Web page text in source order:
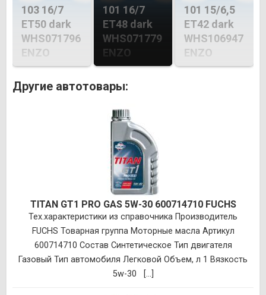
103 16/7
ET50 dark
WHS071796
ENZO
101 16/7
ET48 dark
WHS071779
ENZO
101 15/6,5
ET42 dark
WHS106947
ENZO
Другие автотовары:
TITAN GT1 PRO GAS 5W-30 600714710 FUCHS
Тех.характеристики из справочника Производитель
FUCHS Товарная группа Моторные масла Артикул
600714710 Состав Синтетическое Тип двигателя
Газовый Тип автомобиля Легковой Объем, л 1 Вязкость
5w-30 [...]